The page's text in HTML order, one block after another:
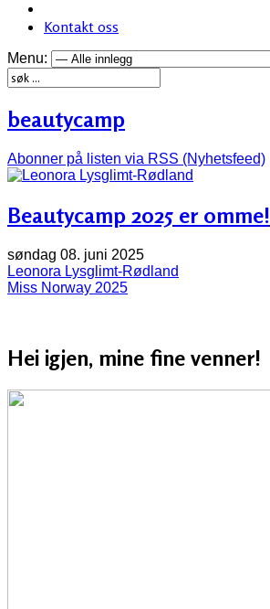
Kontakt oss
Menu:
beautycamp
Abonner på listen via RSS (Nyhetsfeed)
Beautycamp 2025 er omme!
søndag 08. juni 2025
Leonora Lysglimt-Rødland
Miss Norway 2025
Hei igjen, mine fine venner!